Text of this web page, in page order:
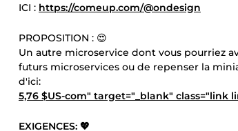
ICI : https://comeup.com/@ondesign
PROPOSITION : 😍
Un autre microservice dont vous pourriez
futurs microservices ou de repenser la
d'ici:
5,76 $US-com" target="_blank" class="link
EXIGENCES: 💖